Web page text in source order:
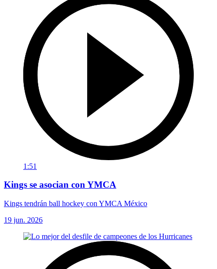
1:51
Kings se asocian con YMCA
Kings tendrán ball hockey con YMCA México
19 jun. 2026